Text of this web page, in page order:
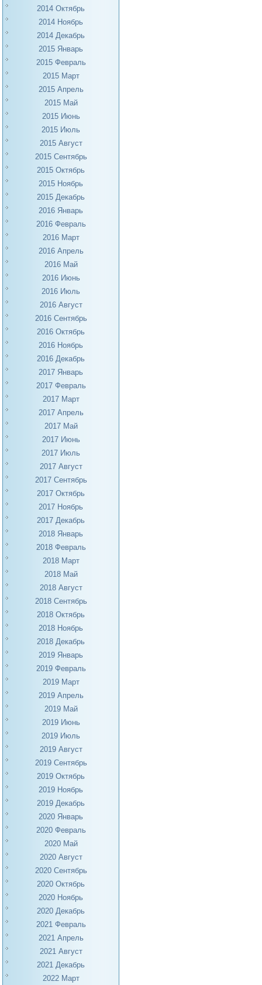
2014 Октябрь
2014 Ноябрь
2014 Декабрь
2015 Январь
2015 Февраль
2015 Март
2015 Апрель
2015 Май
2015 Июнь
2015 Июль
2015 Август
2015 Сентябрь
2015 Октябрь
2015 Ноябрь
2015 Декабрь
2016 Январь
2016 Февраль
2016 Март
2016 Апрель
2016 Май
2016 Июнь
2016 Июль
2016 Август
2016 Сентябрь
2016 Октябрь
2016 Ноябрь
2016 Декабрь
2017 Январь
2017 Февраль
2017 Март
2017 Апрель
2017 Май
2017 Июнь
2017 Июль
2017 Август
2017 Сентябрь
2017 Октябрь
2017 Ноябрь
2017 Декабрь
2018 Январь
2018 Февраль
2018 Март
2018 Май
2018 Август
2018 Сентябрь
2018 Октябрь
2018 Ноябрь
2018 Декабрь
2019 Январь
2019 Февраль
2019 Март
2019 Апрель
2019 Май
2019 Июнь
2019 Июль
2019 Август
2019 Сентябрь
2019 Октябрь
2019 Ноябрь
2019 Декабрь
2020 Январь
2020 Февраль
2020 Май
2020 Август
2020 Сентябрь
2020 Октябрь
2020 Ноябрь
2020 Декабрь
2021 Февраль
2021 Апрель
2021 Август
2021 Декабрь
2022 Март